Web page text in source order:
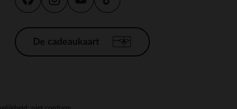
De cadeaukaart